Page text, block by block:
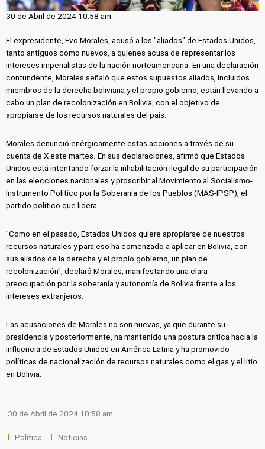
30 de Abril de 2024 10:58 am
El expresidente, Evo Morales, acusó a los "aliados" de Estados Unidos,
tanto antiguos como nuevos, a quienes acusa de representar los
intereses imperialistas de la nación norteamericana. En una declaración
contundente, Morales señaló que estos supuestos aliados, incluidos
miembros de la derecha boliviana y el propio gobierno, están llevando a
cabo un plan de recolonización en Bolivia, con el objetivo de
apropiarse de los recursos naturales del país.
Morales denunció enérgicamente estas acciones a través de su
cuenta de X este martes. En sus declaraciones, afirmó que Estados
Unidos está intentando forzar la inhabilitación ilegal de su participación
en las elecciones nacionales y proscribir al Movimiento al Socialismo-
Instrumento Político por la Soberanía de los Pueblos (MAS-IPSP), el
partido político que lidera.
"Como en el pasado, Estados Unidos quiere apropiarse de nuestros
recursos naturales y para eso ha comenzado a aplicar en Bolivia, con
sus aliados de la derecha y el propio gobierno, un plan de
recolonización", declaró Morales, manifestando una clara
preocupación por la soberanía y autonomía de Bolivia frente a los
intereses extranjeros.
Las acusaciones de Morales no son nuevas, ya que durante su
presidencia y posteriormente, ha mantenido una postura crítica hacia la
influencia de Estados Unidos en América Latina y ha promovido
políticas de nacionalización de recursos naturales como el gas y el litio
en Bolivia.
30 de Abril de 2024 10:58 am
Política Noticias